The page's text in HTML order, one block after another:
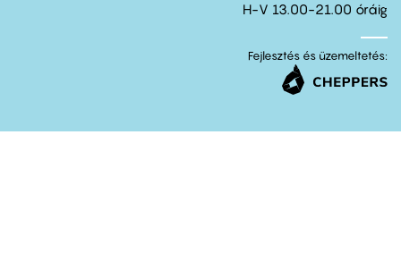
H-V 13.00-21.00 óráig
Fejlesztés és üzemeltetés: